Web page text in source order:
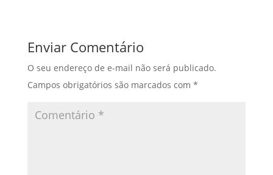
Enviar Comentário
O seu endereço de e-mail não será publicado.
Campos obrigatórios são marcados com *